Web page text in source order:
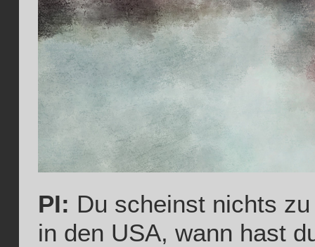
PI: Du scheinst nichts
in den USA, wann hast